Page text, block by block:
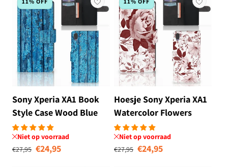
Sony Xperia XA1 Book
Style Case Wood Blue
Niet op voorraad
Normale prijs
€27,95 Aanbiedingsprijs
€24,95
Hoesje Sony Xperia XA1
Watercolor Flowers
Niet op voorraad
Normale prijs
€27,95 €24,95